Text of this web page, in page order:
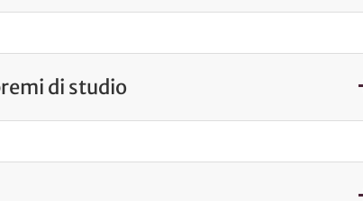
di studio